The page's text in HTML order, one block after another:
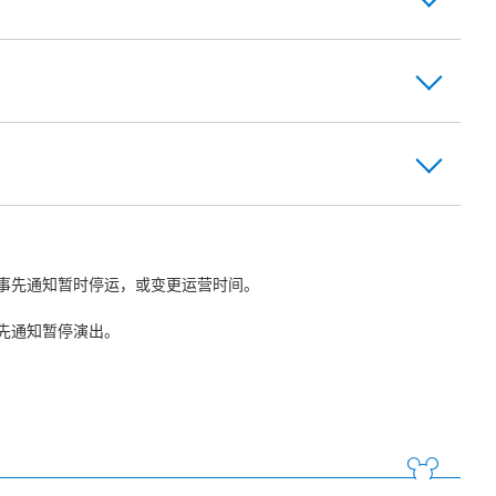
通知暂时停运，或变更运营时间。
知暂停演出。